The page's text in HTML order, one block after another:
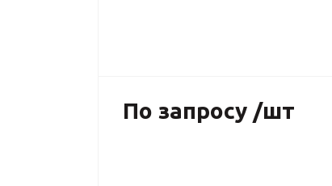
По запросу /шт